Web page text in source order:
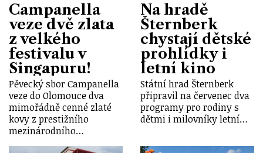
Campanella
veze dvě zlata
z velkého
festivalu v
Singapuru!
Pěvecký sbor Campanella
veze do Olomouce dva
mimořádně cenné zlaté
kovy z prestižního
mezinárodního…
Na hradě
Šternberk
chystají dětské
prohlídky i
letní kino
Státní hrad Šternberk
připravil na červenec dva
programy pro rodiny s
dětmi i milovníky letní…